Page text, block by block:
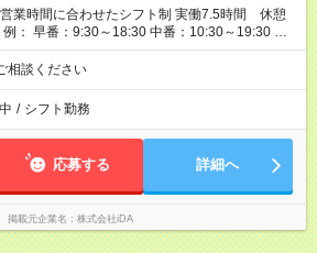
例： 早番：9:30～18:30 中番：10:30～19:30 遅
談ください
/ シフト勤務
応募する 詳細へ
掲載元企業名 株式会社iDA